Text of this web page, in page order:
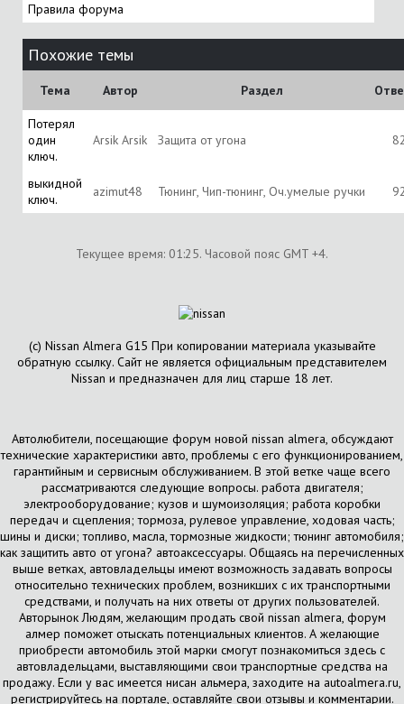
Правила форума
Похожие темы
Тема Автор Раздел
Потерял
один
ключ.
Arsik Arsik Защита от угона
выкидной
ключ.
azimut48 Тюнинг, Чип-тюнинг, Оч.умелые ручки
Текущее время: 01:25. Часовой пояс GMT +4.
(с) Nissan Almera G15 При копировании материала указывайте
обратную ссылку. Сайт не является официальным представителем
Nissan и предназначен для лиц старше 18 лет.
Автолюбители, посещающие форум новой nissan almera, обсуждают
технические характеристики авто, проблемы с его функционированием,
гарантийным и сервисным обслуживанием. В этой ветке чаще всего
рассматриваются следующие вопросы. работа двигателя;
электрооборудование; кузов и шумоизоляция; работа коробки
передач и сцепления; тормоза, рулевое управление, ходовая часть;
шины и диски; топливо, масла, тормозные жидкости; тюнинг автомобиля;
как защитить авто от угона? автоаксессуары. Общаясь на перечисленных
выше ветках, автовладельцы имеют возможность задавать вопросы
относительно технических проблем, возникших с их транспортными
средствами, и получать на них ответы от других пользователей.
Авторынок Людям, желающим продать свой nissan almera, форум
алмер поможет отыскать потенциальных клиентов. А желающие
приобрести автомобиль этой марки смогут познакомиться здесь с
автовладельцами, выставляющими свои транспортные средства на
продажу. Если у вас имеется нисан альмера, заходите на autoalmera.ru,
регистрируйтесь на портале, оставляйте свои отзывы и комментарии.